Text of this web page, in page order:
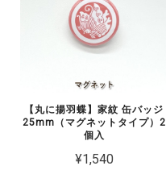
【丸に揚羽蝶】家紋 缶バッジ
25mm（マグネットタイプ）2
個入
¥1,540